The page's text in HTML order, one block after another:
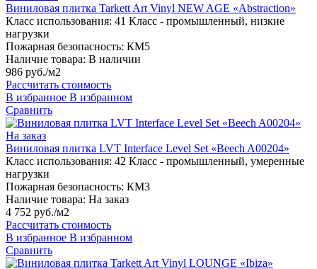
Виниловая плитка Tarkett Art Vinyl NEW AGE «Abstraction»
Класс использования: 41 Класс - промышленный, низкие
нагрузки
Пожарная безопасность: КМ5
Наличие товара: В наличии
986 руб./м2
Рассчитать стоимость
В избранное В избранном
Сравнить
На заказ
Виниловая плитка LVT Interface Level Set «Beech A00204»
Класс использования: 42 Класс - промышленный, умеренные
нагрузки
Пожарная безопасность: КМ3
Наличие товара: На заказ
4 752 руб./м2
Рассчитать стоимость
В избранное В избранном
Сравнить